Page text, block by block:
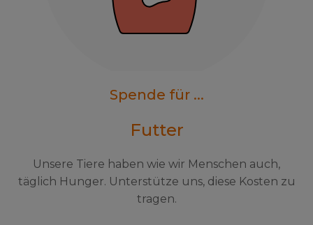
Spende für ...
Futter
Unsere Tiere haben wie wir Menschen auch,
täglich Hunger. Unterstütze uns, diese Kosten zu
tragen.